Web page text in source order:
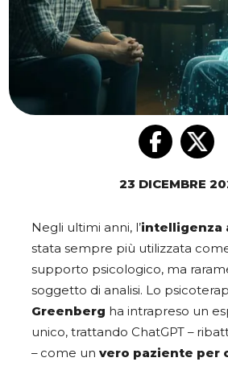
23 DICEMBRE
Negli ultimi anni, l’intelligenza
stata sempre più utilizzata
supporto psicologico, ma
soggetto di analisi. Lo
Greenberg ha intrapreso un
unico, trattando ChatGPT –
– come un vero paziente per